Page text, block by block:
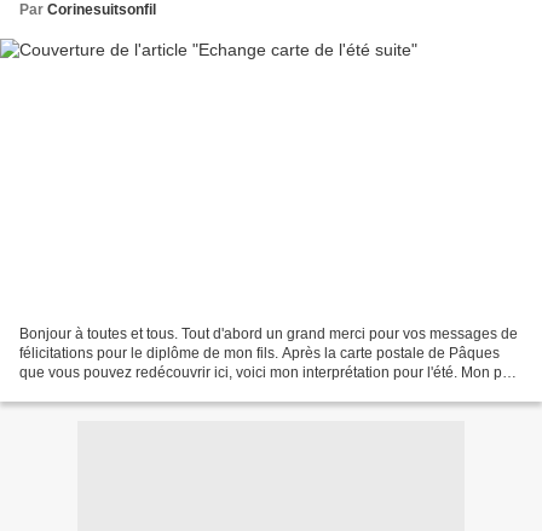
Par Corinesuitsonfil
Bonjour à toutes et tous. Tout d'abord un grand merci pour vos messages de
félicitations pour le diplôme de mon fils. Après la carte postale de Pâques
que vous pouvez redécouvrir ici, voici mon interprétation pour l'été. Mon petit